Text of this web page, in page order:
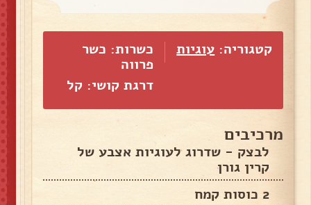
קטגוריה: עוגיות
כשרות: כשר
פרווה
דרגת קושי: קל
מרכיבים
לבצק - שדרוג לעוגיות אצבע של
קרין גורן
2 כוסות קמח